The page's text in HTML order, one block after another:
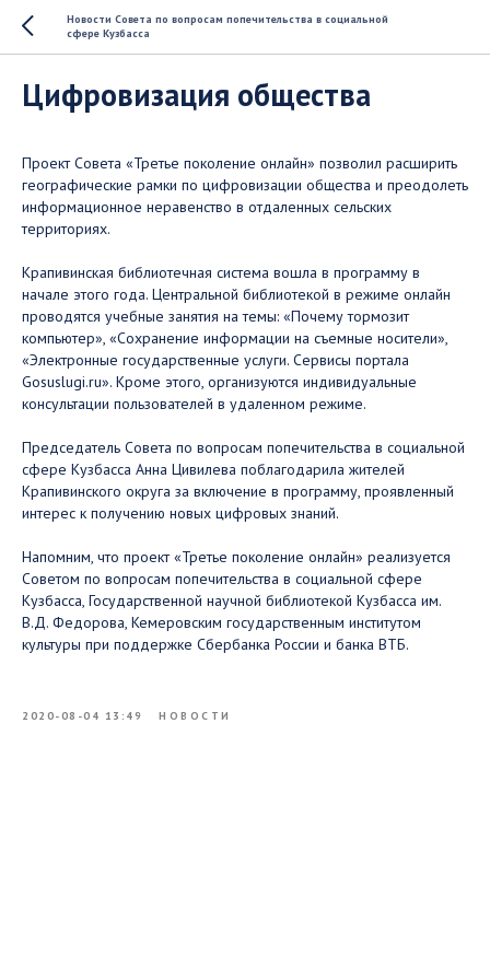
Новости Совета по вопросам попечительства в социальной
сфере Кузбасса
Цифровизация общества
Проект Совета «Третье поколение онлайн» позволил расширить
географические рамки по цифровизации общества и преодолеть
информационное неравенство в отдаленных сельских
территориях.
Крапивинская библиотечная система вошла в программу в
начале этого года. Центральной библиотекой в режиме онлайн
проводятся учебные занятия на темы: «Почему тормозит
компьютер», «Сохранение информации на съемные носители»,
«Электронные государственные услуги. Сервисы портала
Gosuslugi.ru». Кроме этого, организуются индивидуальные
консультации пользователей в удаленном режиме.
Председатель Совета по вопросам попечительства в социальной
сфере Кузбасса Анна Цивилева поблагодарила жителей
Крапивинского округа за включение в программу, проявленный
интерес к получению новых цифровых знаний.
Напомним, что проект «Третье поколение онлайн» реализуется
Советом по вопросам попечительства в социальной сфере
Кузбасса, Государственной научной библиотекой Кузбасса им.
В.Д. Федорова, Кемеровским государственным институтом
культуры при поддержке Сбербанка России и банка ВТБ.
2020-08-04 13:49 НОВОСТИ